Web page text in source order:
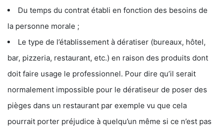
Du temps du contrat établi en fonction des besoins de
la personne morale ;
Le type de l’établissement à dératiser (bureaux, hôtel,
bar, pizzeria, restaurant, etc.) en raison des produits dont
doit faire usage le professionnel. Pour dire qu’il serait
normalement impossible pour le dératiseur de poser des
pièges dans un restaurant par exemple vu que cela
pourrait porter préjudice à quelqu’un même si ce n’est pas